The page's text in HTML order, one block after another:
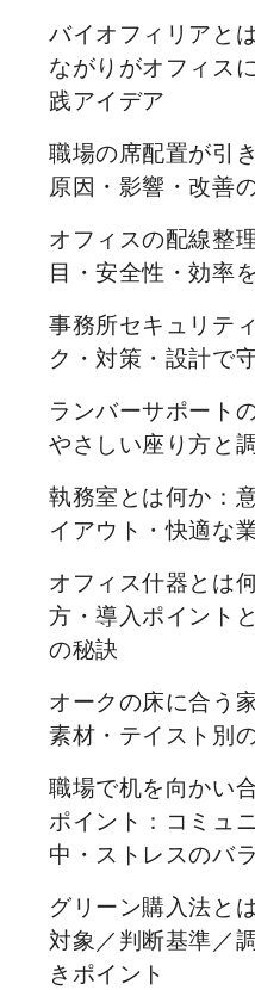
バイオフィリアと
ながりがオフィス
践アイデア
職場の席配置が引
原因・影響・改善
オフィスの配線整
目・安全性・効率
事務所セキュリテ
ク・対策・設計で
ランバーサポート
やさしい座り方と
執務室とは何か：
イアウト・快適な
オフィス什器とは
方・導入ポイント
の秘訣
オークの床に合う
素材・テイスト別
職場で机を向かい
ポイント：コミュ
中・ストレスのバ
グリーン購入法と
対象／判断基準／
きポイント